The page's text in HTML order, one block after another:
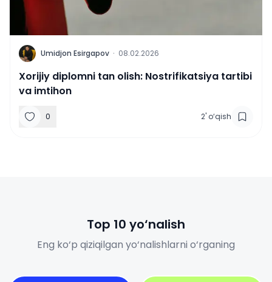
U Umidjon Esirgapov · 08.02.2026
Xorijiy diplomni tan olish: Nostrifikatsiya tartibi
va imtihon
0 2' o‘qish
Top 10 yo‘nalish
Eng ko‘p qiziqilgan yo‘nalishlarni o‘rganing